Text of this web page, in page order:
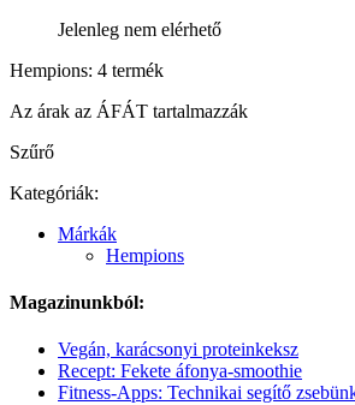
Jelenleg nem elérhető
Hempions: 4 termék
Az árak az ÁFÁT tartalmazzák
Szűrő
Kategóriák:
Márkák
Hempions
Magazinunkból:
Vegán, karácsonyi proteinkeksz
Recept: Fekete áfonya-smoothie
Fitness-Apps: Technikai segítő